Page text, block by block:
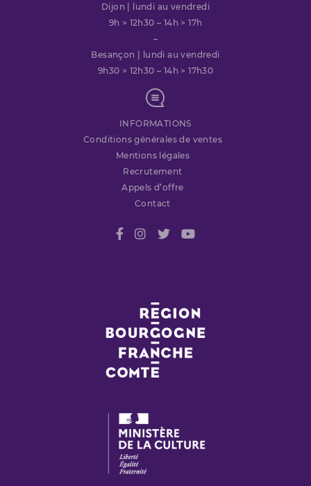
Dijon | lundi au vendredi
9h > 12h30 – 14h > 17h
–
Besançon | lundi au vendredi
9h30 > 12h30 – 14h > 17h30
INFORMATIONS
Conditions générales de ventes
Mentions légales
Recrutement
Appels d’offre
Contact